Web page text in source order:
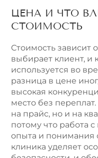
ЦЕНА И ЧТО
СТОИМОСТЬ
Стоимость зависит
выбирает клиент, и
используется во
разница в цене
высокая
место без
на прайс, но и на
потому что работа
опыта и понимания
клиника уделяет